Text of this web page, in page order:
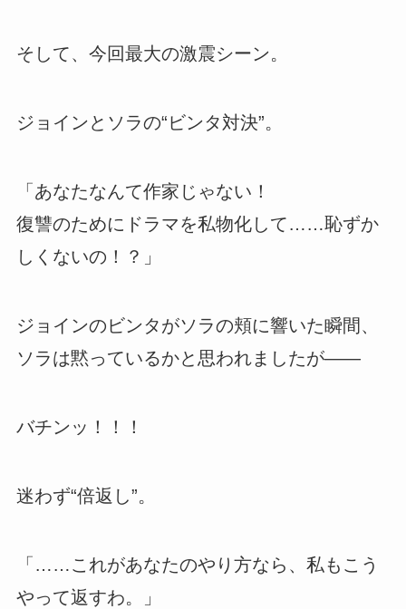
そして、今回最大の激震シーン。
ジョインとソラの“ビンタ対決”。
「あなたなんて作家じゃない！
復讐のためにドラマを私物化して……恥ずか
しくないの！？」
ジョインのビンタがソラの頬に響いた瞬間、
ソラは黙っているかと思われましたが――
バチンッ！！！
迷わず“倍返し”。
「……これがあなたのやり方なら、私もこう
やって返すわ。」